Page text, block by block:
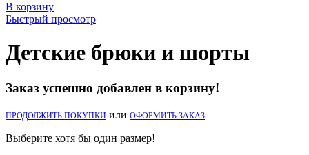
В корзину
Быстрый просмотр
Детские брюки и шорты
Заказ успешно добавлен в корзину!
ПРОДОЛЖИТЬ ПОКУПКИ или ОФОРМИТЬ ЗАКАЗ
Выберите хотя бы один размер!